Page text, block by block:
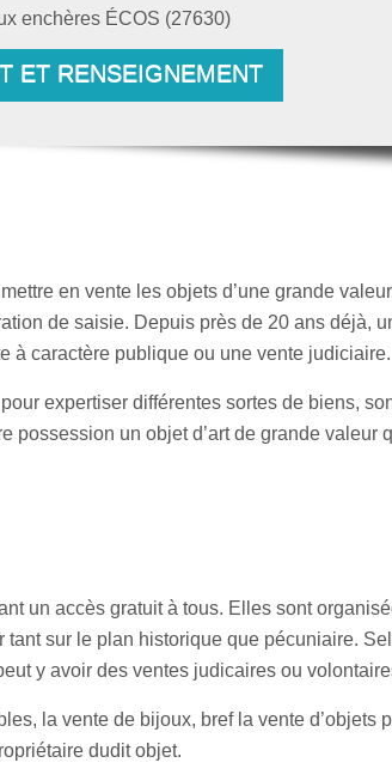
enchères ÉCOS (27630)
ET RENSEIGNEMENT
en vente les objets d’une grande
de saisie. Depuis près de 20 ans déjà,
à caractère publique ou une vente judiciaire.
expertiser différentes sortes de biens,
possession un objet d’art de grande valeur
un accès gratuit à tous. Elles sont
sur le plan historique que pécuniaire.
y avoir des ventes judicaires ou
la vente de bijoux, bref la vente d’objets
dudit objet.